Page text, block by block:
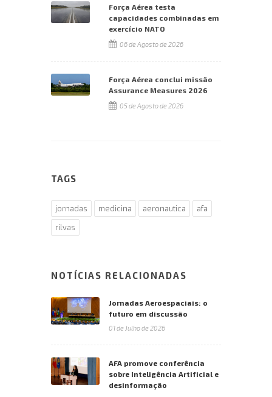
Força Aérea testa
capacidades combinadas em
exercício NATO
06 de Agosto de 2026
Força Aérea conclui missão
Assurance Measures 2026
05 de Agosto de 2026
TAGS
jornadas medicina aeronautica
afa
rilvas
NOTÍCIAS RELACIONADAS
Jornadas Aeroespaciais: o
futuro em discussão
01 de Julho de 2026
AFA promove conferência
sobre Inteligência Artificial e
desinformação